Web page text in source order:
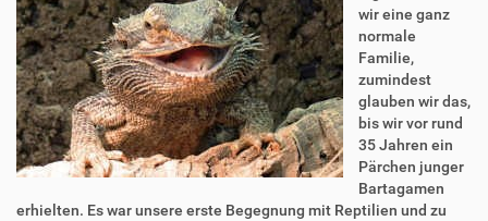
wir eine ganz
normale
Familie,
zumindest
glauben wir das,
bis wir vor rund
35 Jahren ein
Pärchen junger
Bartagamen
erhielten. Es war unsere erste Begegnung mit Reptilien und zu